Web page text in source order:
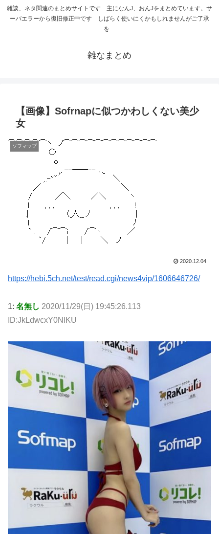
雑談、ネタ関連のまとめサイトです 主になんJ、おんJをまとめています。サ
ーバエラーから復旧修正中です しばらく使いにくかもしれませんがご了承
を
雑なまとめ
【画像】Sofrnapに似つかわしくない美少
女
ソフマップ
2020.12.04
https://hebi.5ch.net/test/read.cgi/news4vip/1606646726/
1: 名無し 2020/11/29(日) 19:45:26.113
ID:JkLdwcxY0NIKU